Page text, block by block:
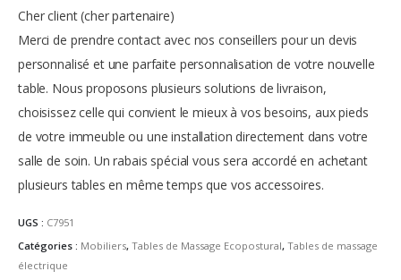
Cher client (cher partenaire)
Merci de prendre contact avec nos conseillers pour un devis
personnalisé et une parfaite personnalisation de votre nouvelle
table. Nous proposons plusieurs solutions de livraison,
choisissez celle qui convient le mieux à vos besoins, aux pieds
de votre immeuble ou une installation directement dans votre
salle de soin. Un rabais spécial vous sera accordé en achetant
plusieurs tables en même temps que vos accessoires.
UGS : C7951
Catégories : Mobiliers, Tables de Massage Ecopostural, Tables de massage
électrique